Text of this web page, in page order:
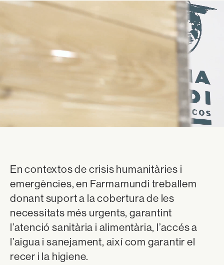
En contextos de crisis humanitàries i
emergències, en Farmamundi treballem
donant suport a la cobertura de les
necessitats més urgents, garantint
l’atenció sanitària i alimentària, l’accés a
l’aigua i sanejament, així com garantir el
recer i la higiene.